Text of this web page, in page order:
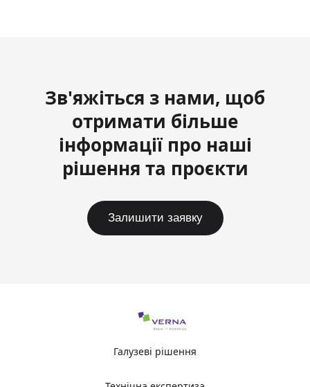
Зв'яжіться з нами, щоб
отримати більше
інформації про наші
рішення та проєкти
Залишити заявку
Галузеві рішення